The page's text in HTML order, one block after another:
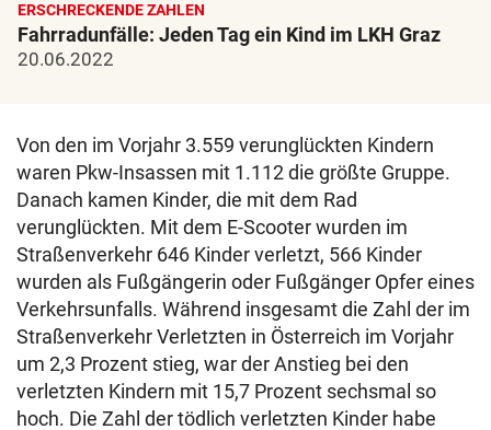
ERSCHRECKENDE ZAHLEN
Fahrradunfälle: Jeden Tag ein Kind im LKH Graz
20.06.2022
Von den im Vorjahr 3.559 verunglückten Kindern
waren Pkw-Insassen mit 1.112 die größte Gruppe.
Danach kamen Kinder, die mit dem Rad
verunglückten. Mit dem E-Scooter wurden im
Straßenverkehr 646 Kinder verletzt, 566 Kinder
wurden als Fußgängerin oder Fußgänger Opfer eines
Verkehrsunfalls. Während insgesamt die Zahl der im
Straßenverkehr Verletzten in Österreich im Vorjahr
um 2,3 Prozent stieg, war der Anstieg bei den
verletzten Kindern mit 15,7 Prozent sechsmal so
hoch. Die Zahl der tödlich verletzten Kinder habe